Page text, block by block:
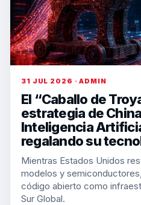
31 JUL 2026 · ADMIN
El “Caballo de
estrategia de
Inteligencia
regalando su
Mientras Estados Unidos
modelos y
código abierto como
Sur Global.